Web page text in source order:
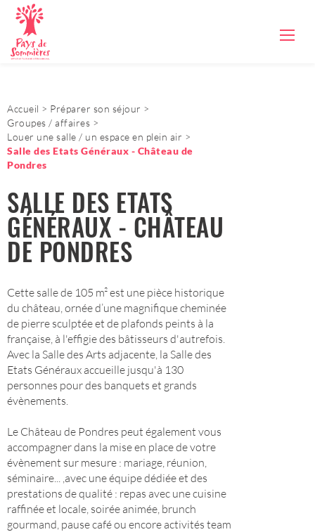
Accueil
Préparer son séjour
Groupes / affaires
Louer une salle / un espace en plein air
Salle des Etats Généraux - Château de
Pondres
SALLE DES ETATS
GÉNÉRAUX - CHÂTEAU
DE PONDRES
Cette salle de 105 m² est une pièce historique
du château, ornée d’une magnifique cheminée
de pierre sculptée et de plafonds peints à la
française, à l'effigie des bâtisseurs d'autrefois.
Avec la Salle des Arts adjacente, la Salle des
Etats Généraux accueille jusqu'à 130
personnes pour des banquets et grands
évènements.
Le Château de Pondres peut également vous
accompagner dans la mise en place de votre
évènement sur mesure : mariage, réunion,
séminaire... ,avec une équipe dédiée et des
prestations de qualité : repas avec une cuisine
raffinée et locale, soirée animée, brunch
gourmand, pause café ou encore activités team